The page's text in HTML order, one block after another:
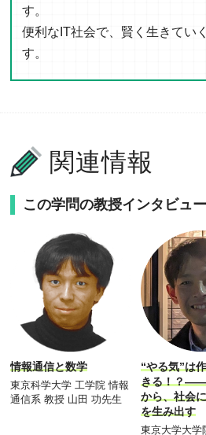
す。
便利なIT社会で、賢く生きてい
す。
関連情報
この学問の教授インタビュ
情報通信と数学
東京科学大学 工学院 情報
通信系 教授 山田 功先生
“やる気”は
きる！？――
から、社会
を生み出す
東京大学大学